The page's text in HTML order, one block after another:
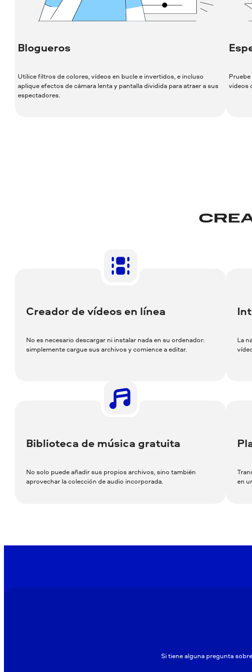
Blogueros
Utilice filtros de colores, vídeos en bucle e invertidos, e incluso
aplique efectos de cámara lenta y pantalla dividida para atraer a sus
espectadores.
videos
Creador de vídeos en línea
No es necesario descargar ni instalar nada en su ordenador:
simplemente cargue sus archivos y comience a editar.
La
Biblioteca de música gratuita
No solo puede añadir sus propios archivos, sino también
aprovechar la colección de audio incorporada.
en
Si tiene alguna pregunta